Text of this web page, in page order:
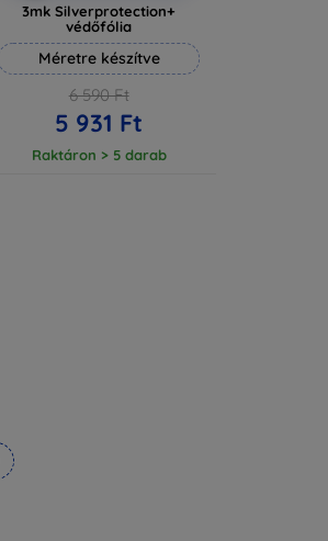
3mk Silverprotection+
védőfólia
Méretre készítve
6 590 Ft
5 931 Ft
Raktáron > 5 darab